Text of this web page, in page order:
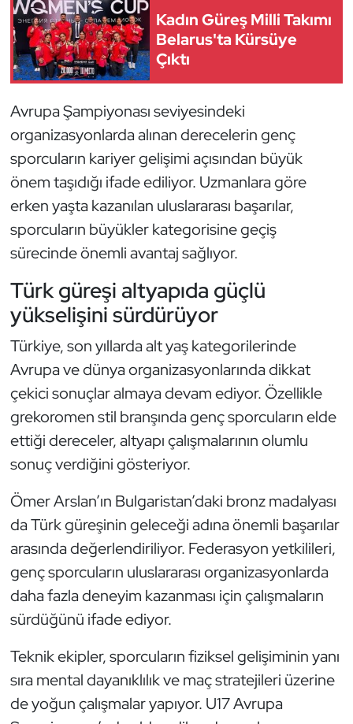
Kadın Güreş Milli Takımı
Belarus'ta Kürsüye
Çıktı
Avrupa Şampiyonası seviyesindeki
organizasyonlarda alınan derecelerin genç
sporcuların kariyer gelişimi açısından büyük
önem taşıdığı ifade ediliyor. Uzmanlara göre
erken yaşta kazanılan uluslararası başarılar,
sporcuların büyükler kategorisine geçiş
sürecinde önemli avantaj sağlıyor.
Türk güreşi altyapıda güçlü
yükselişini sürdürüyor
Türkiye, son yıllarda alt yaş kategorilerinde
Avrupa ve dünya organizasyonlarında dikkat
çekici sonuçlar almaya devam ediyor. Özellikle
grekoromen stil branşında genç sporcuların elde
ettiği dereceler, altyapı çalışmalarının olumlu
sonuç verdiğini gösteriyor.
Ömer Arslan’ın Bulgaristan’daki bronz madalyası
da Türk güreşinin geleceği adına önemli başarılar
arasında değerlendiriliyor. Federasyon yetkilileri,
genç sporcuların uluslararası organizasyonlarda
daha fazla deneyim kazanması için çalışmaların
sürdüğünü ifade ediyor.
Teknik ekipler, sporcuların fiziksel gelişiminin yanı
sıra mental dayanıklılık ve maç stratejileri üzerine
de yoğun çalışmalar yapıyor. U17 Avrupa
Tenis
Triatlon
Vücut Geliştirme Fitness
Wushu Kungfu
Yelken
Yüzme